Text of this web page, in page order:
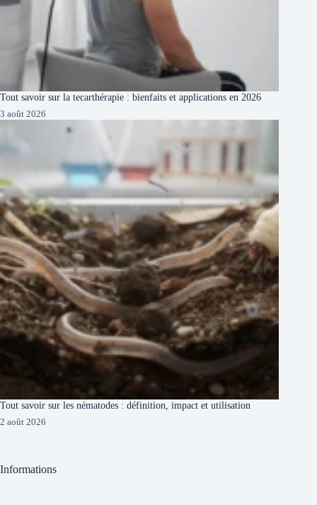
Tout savoir sur la tecarthérapie : bienfaits et applications en 2026
3 août 2026
Tout savoir sur les nématodes : définition, impact et utilisation
2 août 2026
Informations